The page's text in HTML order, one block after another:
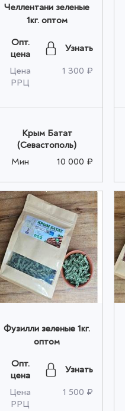
Челлентани зеленые
1кг. оптом
Опт.
цена
Узнать
Цена
РРЦ
1 300 ₽
Крым Батат
(Севастополь)
Мин
10 000 ₽
Фузилли зеленые 1кг.
оптом
Опт.
цена
Узнать
Цена
РРЦ
1 500 ₽